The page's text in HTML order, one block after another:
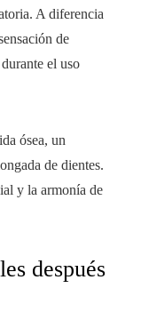
A diferencia
de
el uso
ósea, un
de dientes.
y la armonía de
después